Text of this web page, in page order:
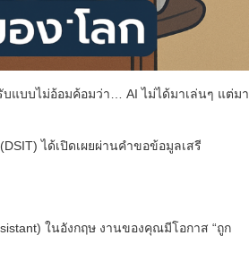
บแบบไม่อ้อมค้อมว่า… AI ไม่ได้มาเล่นๆ แต่มา
ได้เปิดเผยผ่านคำขอข้อมูลเสรี
ในอังกฤษ งานของคุณมีโอกาส “ถูก